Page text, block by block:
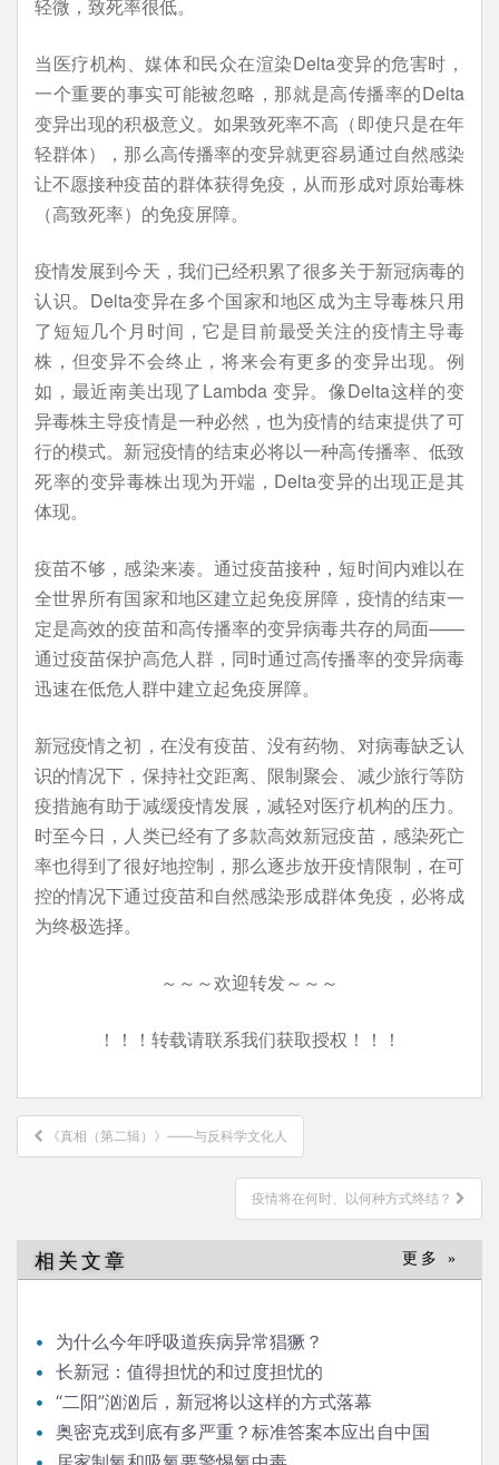
轻微，致死率很低。
当医疗机构、媒体和民众在渲染Delta变异的危害时，
一个重要的事实可能被忽略，那就是高传播率的Delta
变异出现的积极意义。如果致死率不高（即使只是在年
轻群体），那么高传播率的变异就更容易通过自然感染
让不愿接种疫苗的群体获得免疫，从而形成对原始毒株
（高致死率）的免疫屏障。
疫情发展到今天，我们已经积累了很多关于新冠病毒的
认识。Delta变异在多个国家和地区成为主导毒株只用
了短短几个月时间，它是目前最受关注的疫情主导毒
株，但变异不会终止，将来会有更多的变异出现。例
如，最近南美出现了Lambda 变异。像Delta这样的变
异毒株主导疫情是一种必然，也为疫情的结束提供了可
行的模式。新冠疫情的结束必将以一种高传播率、低致
死率的变异毒株出现为开端，Delta变异的出现正是其
体现。
疫苗不够，感染来凑。通过疫苗接种，短时间内难以在
全世界所有国家和地区建立起免疫屏障，疫情的结束一
定是高效的疫苗和高传播率的变异病毒共存的局面——
通过疫苗保护高危人群，同时通过高传播率的变异病毒
迅速在低危人群中建立起免疫屏障。
新冠疫情之初，在没有疫苗、没有药物、对病毒缺乏认
识的情况下，保持社交距离、限制聚会、减少旅行等防
疫措施有助于减缓疫情发展，减轻对医疗机构的压力。
时至今日，人类已经有了多款高效新冠疫苗，感染死亡
率也得到了很好地控制，那么逐步放开疫情限制，在可
控的情况下通过疫苗和自然感染形成群体免疫，必将成
为终极选择。
～～～欢迎转发～～～
！！！转载请联系我们获取授权！！！
文
章
《真相（第二辑）》——与反科学文化人
疫情将在何时、以何种方式终结？
相关文章 更多 »
为什么今年呼吸道疾病异常猖獗？
长新冠：值得担忧的和过度担忧的
“二阳”汹汹后，新冠将以这样的方式落幕
奥密克戎到底有多严重？标准答案本应出自中国